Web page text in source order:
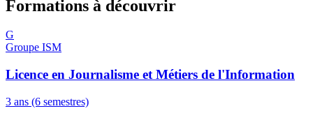
Formations à découvrir
G
Groupe ISM
Licence en Journalisme et Métiers de l'Information
3 ans (6 semestres)